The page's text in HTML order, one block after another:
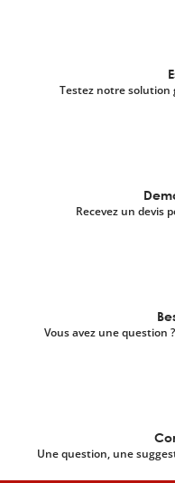
Testez notre
Recevez un devis
Vous avez une question
Une question, une